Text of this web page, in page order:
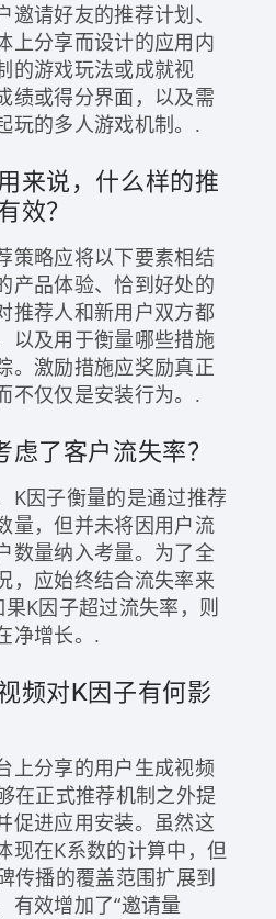
邀请好友的推荐计划、
上分享而设计的应用内
的游戏玩法或成就视
绩或得分界面，以及需
玩的多人游戏机制。.
来说，什么样的推
效？
策略应将以下要素相结
产品体验、恰到好处的
推荐人和新用户双方都
以及用于衡量哪些措施
。激励措施应奖励真正
不仅仅是安装行为。.
虑了客户流失率？
K因子衡量的是通过推荐
量，但并未将因用户流
数量纳入考量。为了全
，应始终结合流失率来
K因子超过流失率，则
净增长。.
频对K因子有何影
上分享的用户生成视频
在正式推荐机制之外提
促进应用安装。虽然这
现在K系数的计算中，但
传播的覆盖范围扩展到
有效增加了“邀请量